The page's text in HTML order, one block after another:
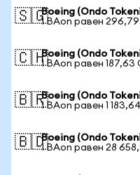
🇸🇬Boeing (Ondo
1 BAon равен 296,79
🇨🇭Boeing (Ondo
1 BAon равен 187,63
🇧🇷Boeing (Ondo
1 BAon равен 1
🇧🇩Boeing (Ondo
1 BAon равен 28